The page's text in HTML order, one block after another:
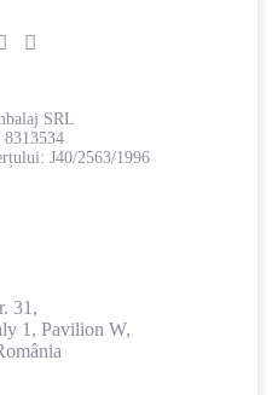
SRL
8313534
J40/2563/1996
31,
1, Pavilion W,